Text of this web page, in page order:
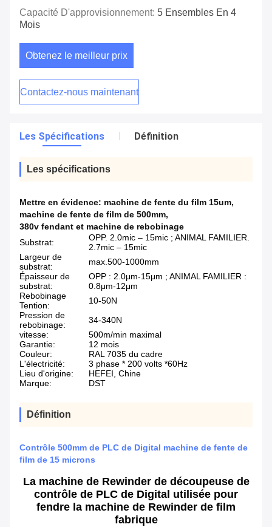
Capacité D'approvisionnement: 5 Ensembles En 4
Mois
Obtenez le meilleur prix
Contactez-nous maintenant
Les Spécifications Définition
Les spécifications
Mettre en évidence: machine de fente du film 15um,
machine de fente de film de 500mm,
380v fendant et machine de rebobinage
Substrat:
OPP. 2.0mic – 15mic ; ANIMAL FAMILIER.
2.7mic – 15mic
Largeur de
substrat:
max.500-1000mm
Épaisseur de
substrat:
OPP : 2.0μm-15μm ; ANIMAL FAMILIER :
0.8μm-12μm
Rebobinage
Tention:
10-50N
Pression de
rebobinage:
34-340N
vitesse:
500m/min maximal
Garantie:
12 mois
Couleur:
RAL 7035 du cadre
L'électricité:
3 phase * 200 volts *60Hz
Lieu d'origine:
HEFEI, Chine
Marque:
DST
Définition
Contrôle 500mm de PLC de Digital machine de fente de
film de 15 microns
La machine de Rewinder de découpeuse de
contrôle de PLC de Digital utilisée pour
fendre la machine de Rewinder de film
fabrique